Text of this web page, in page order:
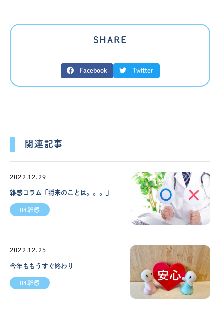
SHARE
Facebook Twitter
関連記事
2022.12.29
雑感コラム「将来のことは。。。」
04.雑感
2022.12.25
今年ももうすぐ終わり
04.雑感